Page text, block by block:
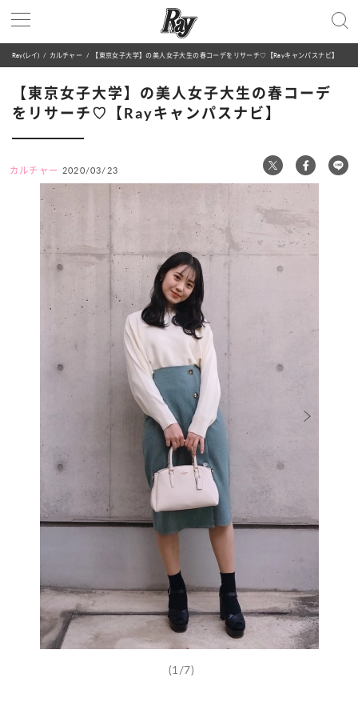
Ray(レイ) カルチャー 【東京女子大学】の美人女子大生の春コーデをリサーチ♡【Rayキャンパスナビ】
【東京女子大学】の美人女子大生の春コーデ
をリサーチ♡【Rayキャンパスナビ】
カルチャー 2020/03/23
(1/7)